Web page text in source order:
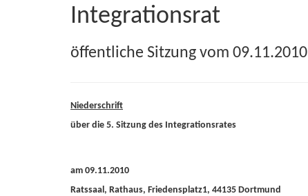
Integrationsrat
öffentliche Sitzung vom 09.11.2010
Niederschrift
über die 5. Sitzung des Integrationsrates
am 09.11.2010
Ratssaal, Rathaus, Friedensplatz1, 44135 Dortmund